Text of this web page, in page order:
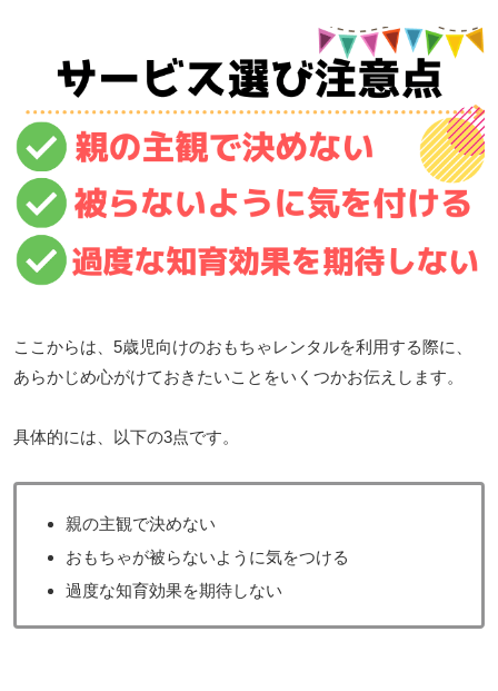
ここからは、5歳児向けのおもちゃレンタルを利用する際に、
あらかじめ心がけておきたいことをいくつかお伝えします。
具体的には、以下の3点です。
親の主観で決めない
おもちゃが被らないように気をつける
過度な知育効果を期待しない